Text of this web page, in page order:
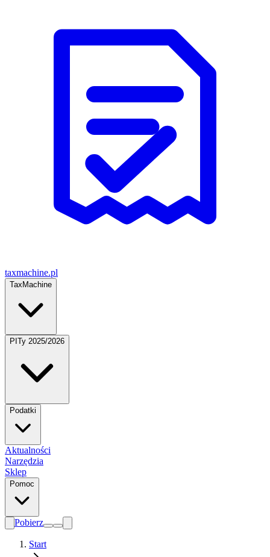
taxmachine.pl
TaxMachine
PITy 2025/2026
Podatki
Aktualności
Narzędzia
Sklep
Pomoc
Pobierz
Start